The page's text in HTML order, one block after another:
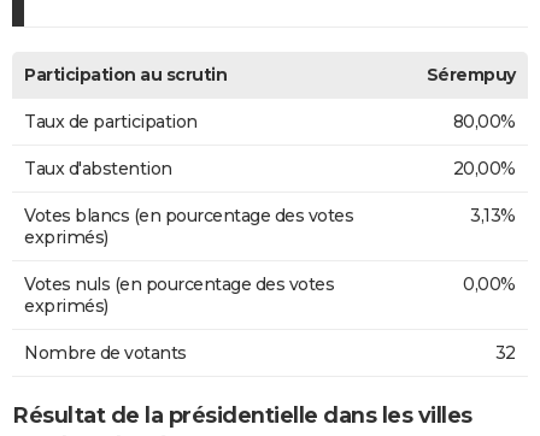
Participation au scrutin Sérempuy
Taux de participation 80,00%
Taux d'abstention 20,00%
Votes blancs (en pourcentage des votes
exprimés)
3,13%
Votes nuls (en pourcentage des votes
exprimés)
0,00%
Nombre de votants 32
Résultat de la présidentielle dans les villes